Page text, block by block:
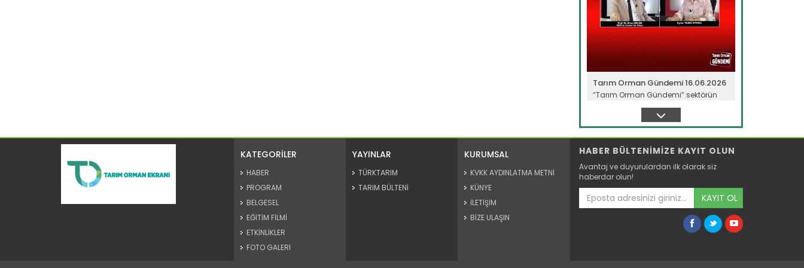
Tarım Orman Gündemi 16.06.2026
“Tarım Orman Gündemi” sektörün
Tarım Orman Gündemi 15.06.2026
KATEGORİLER
HABER
PROGRAM
BELGESEL
EĞİTİM FİLMİ
ETKİNLİKLER
FOTO GALERİ
YAYINLAR
TÜRKTARIM
TARIM BÜLTENİ
KURUMSAL
KVKK AYDINLATMA METNİ
KÜNYE
İLETİŞİM
BİZE ULAŞIN
HABER BÜLTENİMİZE KAYIT OLUN
Avantaj ve duyurulardan ilk olarak siz
haberdar olun!
KAYIT OL